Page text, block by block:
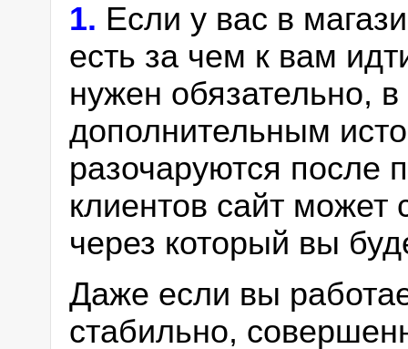
1. Если у вас в
есть за чем к вам
нужен обязательно,
дополнительным
разочаруются после
клиентов сайт
через который вы
Даже если вы
стабильно,